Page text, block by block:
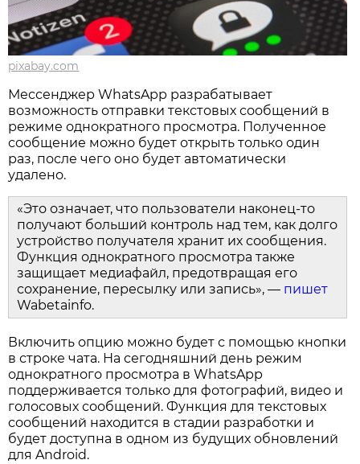
pixabay.com
Мессенджер WhatsApp разрабатывает
возможность отправки текстовых сообщений в
режиме однократного просмотра. Полученное
сообщение можно будет открыть только один
раз, после чего оно будет автоматически
удалено.
«Это означает, что пользователи наконец-то
получают больший контроль над тем, как долго
устройство получателя хранит их сообщения.
Функция однократного просмотра также
защищает медиафайл, предотвращая его
сохранение, пересылку или запись», — пишет
Wabetainfo.
Включить опцию можно будет с помощью кнопки
в строке чата. На сегодняшний день режим
однократного просмотра в WhatsApp
поддерживается только для фотографий, видео и
голосовых сообщений. Функция для текстовых
сообщений находится в стадии разработки и
будет доступна в одном из будущих обновлений
для Android.